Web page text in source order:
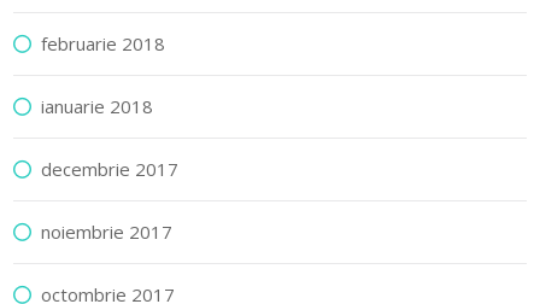
februarie 2018
ianuarie 2018
decembrie 2017
noiembrie 2017
octombrie 2017